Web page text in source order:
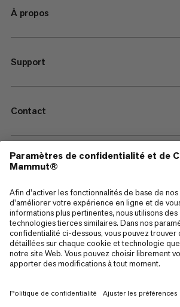
À propos
Support
Contact
—
Sitemap
Cookies
Mentions Légales